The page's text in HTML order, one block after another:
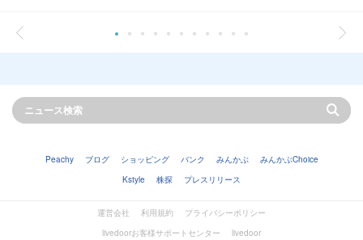
Peachy ブログ ショッピング バンク みんかぶ
みんかぶChoice
Kstyle
株探 プレスリリース
運営会社 利用規約
プライバシーポリシー
livedoorお客様サポートセンター
livedoor